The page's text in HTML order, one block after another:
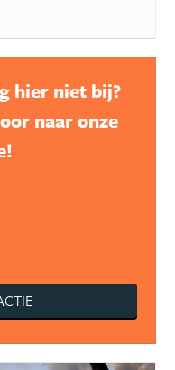
hier niet bij?
naar onze